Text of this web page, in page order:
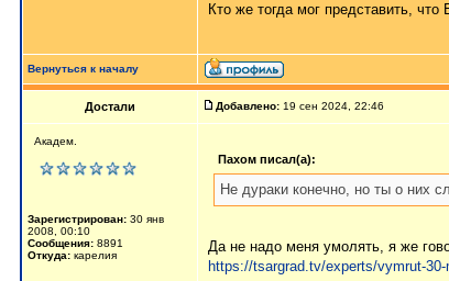
Кто же тогда мог представить,
Вернуться к началу
Достали Добавлено: 19 сен 2024, 22:46
Академ.
Зарегистрирован: 30 янв
2008, 00:10
Сообщения: 8891
Откуда: карелия
Пахом писал(а):
Не дураки конечно, но ты о них
Да не надо меня умолять, я же
https://tsargrad.tv/experts/vymrut-